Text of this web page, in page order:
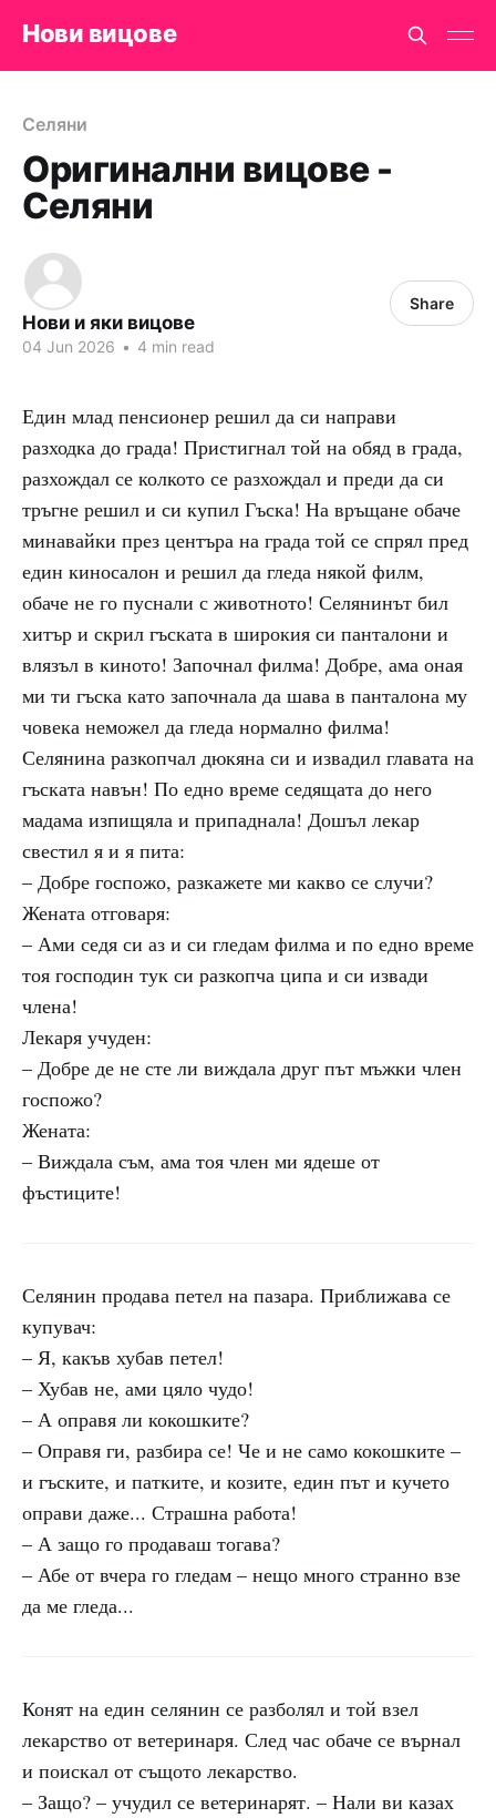
Нови вицове
Селяни
Оригинални вицове -
Селяни
Нови и яки вицове
04 Jun 2026 • 4 min read
Share
Един млад пенсионер решил да си направи
разходка до града! Пристигнал той на обяд в града,
разхождал се колкото се разхождал и преди да си
тръгне решил и си купил Гъска! На връщане обаче
минавайки през центъра на града той се спрял пред
един киносалон и решил да гледа някой филм,
обаче не го пуснали с животното! Селянинът бил
хитър и скрил гъската в широкия си панталони и
влязъл в киното! Започнал филма! Добре, ама оная
ми ти гъска като започнала да шава в панталона му
човека неможел да гледа нормално филма!
Селянина разкопчал дюкяна си и извадил главата на
гъската навън! По едно време седящата до него
мадама изпищяла и припаднала! Дошъл лекар
свестил я и я пита:
– Добре госпожо, разкажете ми какво се случи?
Жената отговаря:
– Ами седя си аз и си гледам филма и по едно време
тоя господин тук си разкопча ципа и си извади
члена!
Лекаря учуден:
– Добре де не сте ли виждала друг път мъжки член
госпожо?
Жената:
– Виждала съм, ама тоя член ми ядеше от
фъстиците!
Селянин продава петел на пазара. Приближава се
купувач:
– Я, какъв хубав петел!
– Хубав не, ами цяло чудо!
– А оправя ли кокошките?
– Оправя ги, разбира се! Че и не само кокошките –
и гъските, и патките, и козите, един път и кучето
оправи даже... Страшна работа!
– А защо го продаваш тогава?
– Абе от вчера го гледам – нещо много странно взе
да ме гледа...
Конят на един селянин се разболял и той взел
лекарство от ветеринаря. След час обаче се върнал
и поискал от същото лекарство.
– Защо? – учудил се ветеринарят. – Нали ви казах